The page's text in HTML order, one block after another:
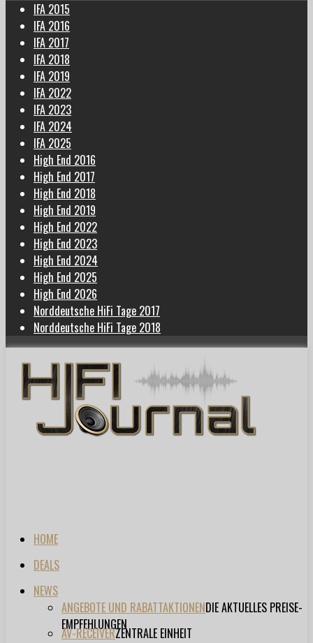
IFA 2015
IFA 2016
IFA 2017
IFA 2018
IFA 2019
IFA 2022
IFA 2023
IFA 2024
IFA 2025
High End 2016
High End 2017
High End 2018
High End 2019
High End 2022
High End 2023
High End 2024
High End 2025
High End 2026
Norddeutsche HiFi Tage 2017
Norddeutsche HiFi Tage 2018
HOME
DEALS
NEWS
ANGEBOTE UND RABATTAKTIONENDIE AKTUELLES PREISE-
EMPFEHLUNGEN
AV-RECEIVERZENTRALE EINHEIT